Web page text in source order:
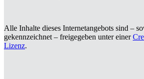
Alle Inhalte dieses Internetangebots sind –
gekennzeichnet – freigegeben unter einer
Lizenz.